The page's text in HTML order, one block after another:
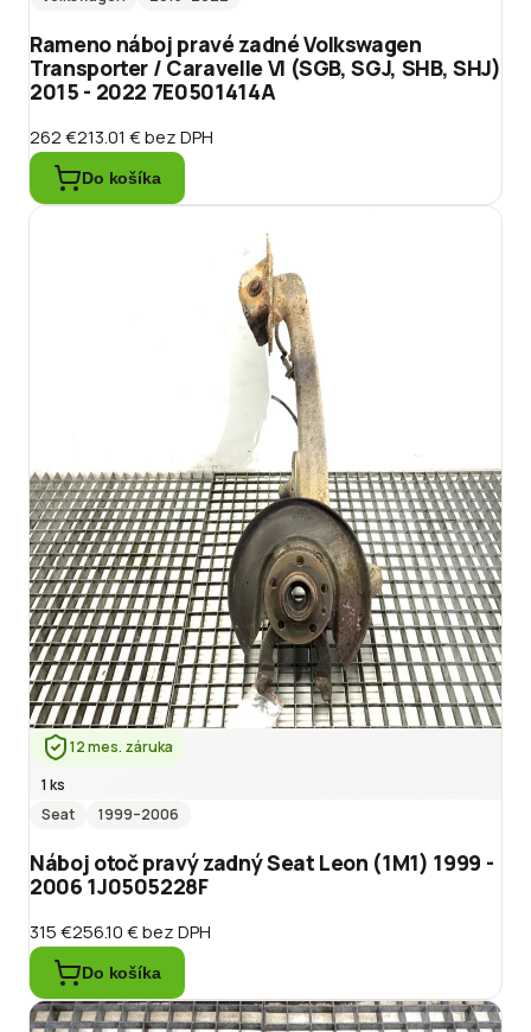
Rameno náboj pravé zadné Volkswagen
Transporter / Caravelle VI (SGB, SGJ, SHB, SHJ)
2015 - 2022 7E0501414A
262 €213.01 €bez DPH
Do košíka
12 mes. záruka
1 ks
Seat
1999–2006
Náboj otoč pravý zadný Seat Leon (1M1) 1999 -
2006 1J0505228F
315 €256.10 €bez DPH
Do košíka